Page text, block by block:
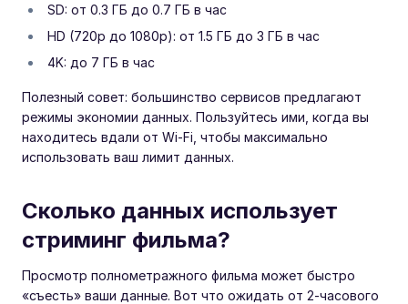
SD: от 0.3 ГБ до 0.7 ГБ в час
HD (720p до 1080p): от 1.5 ГБ до 3 ГБ в час
4K: до 7 ГБ в час
Полезный совет: большинство сервисов предлагают
режимы экономии данных. Пользуйтесь ими, когда вы
находитесь вдали от Wi-Fi, чтобы максимально
использовать ваш лимит данных.
Сколько данных использует
стриминг фильма?
Просмотр полнометражного фильма может быстро
«съесть» ваши данные. Вот что ожидать от 2-часового